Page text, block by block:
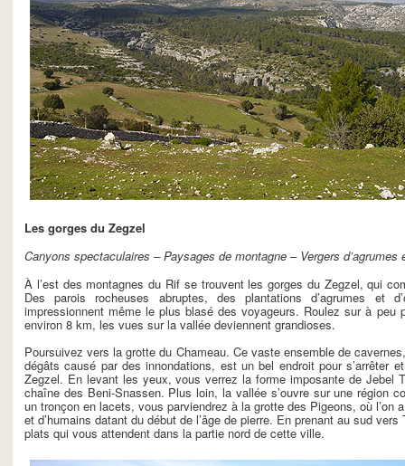
Les gorges du Zegzel
Canyons spectaculaires – Paysages de montagne – Vergers d’agrumes
À l’est des montagnes du Rif se trouvent les gorges du Zegzel, qui
Des parois rocheuses abruptes, des plantations d’agrumes et
impressionnent même le plus blasé des voyageurs. Roulez sur à peu
environ 8 km, les vues sur la vallée deviennent grandioses.
Poursuivez vers la grotte du Chameau. Ce vaste ensemble de
dégâts causé par des innondations, est un bel endroit pour s’arrêter
Zegzel. En levant les yeux, vous verrez la forme imposante de Jebel
chaîne des Beni-Snassen. Plus loin, la vallée s’ouvre sur une région
un tronçon en lacets, vous parviendrez à la grotte des Pigeons, où l’on
et d’humains datant du début de l’âge de pierre. En prenant au sud
plats qui vous attendent dans la partie nord de cette ville.